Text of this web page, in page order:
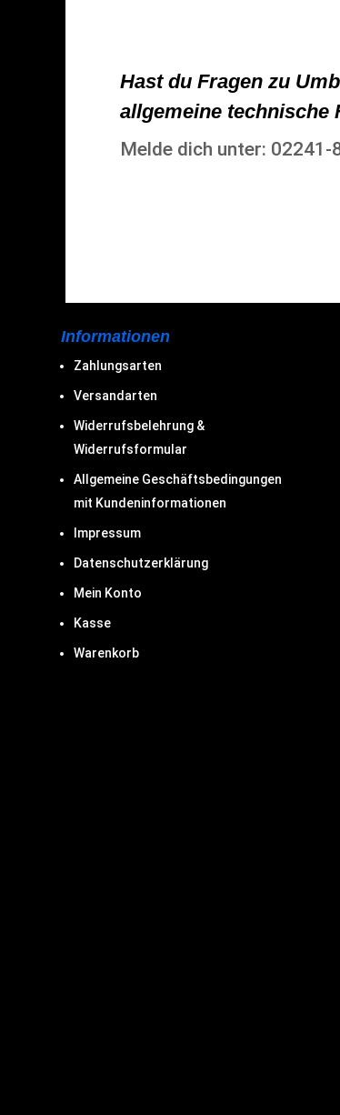
Hast du Fragen zu
allgemeine technische
Melde dich unter: 02241-
Informationen
Zahlungsarten
Versandarten
Widerrufsbelehrung &
Widerrufsformular
Allgemeine Geschäftsbedingungen
mit Kundeninformationen
Impressum
Datenschutzerklärung
Mein Konto
Kasse
Warenkorb